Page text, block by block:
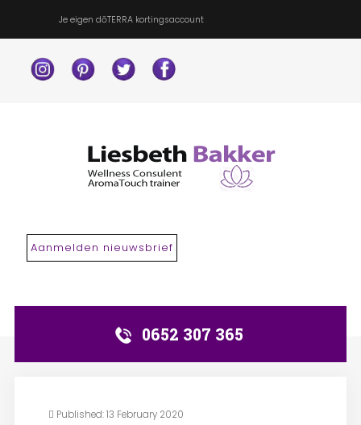
Je eigen dōTERRA kortingsaccount
Aanmelden nieuwsbrief
0652 307 365
Published: 13 February 2020